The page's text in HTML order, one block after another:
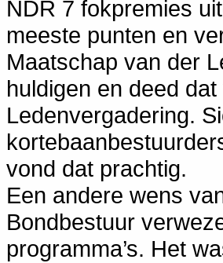
NDR 7 fokpremies
meeste punten en
Maatschap van der
huldigen en deed
Ledenvergadering.
vond dat prachtig.
Een andere wens
Bondbestuur
programma’s. Het